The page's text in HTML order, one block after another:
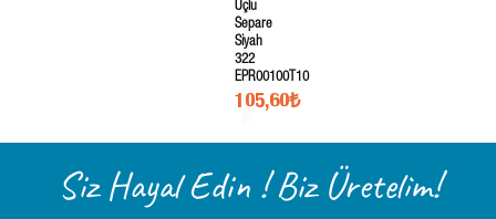
Uçlu
Separe
Siyah
322
EPR00100T10
105,60₺
Siz Hayal Edin ! Biz Üretelim!